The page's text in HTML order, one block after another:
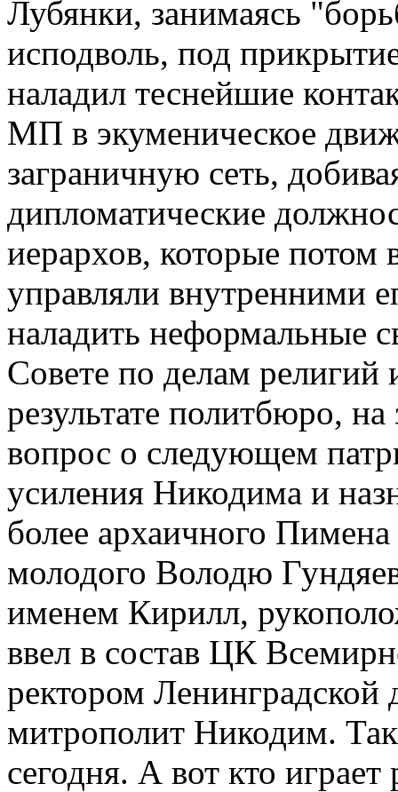
Лубянки, занимаясь
исподволь, под
наладил теснейшие
МП в экуменическое
заграничную сеть,
дипломатические
иерархов, которые
управляли внутренними
наладить неформальные
Совете по делам
результате политбюро,
вопрос о следующем
усиления Никодима и
более архаичного
молодого Володю
именем Кирилл,
ввел в состав ЦК
ректором
митрополит Никодим.
сегодня. А вот кто